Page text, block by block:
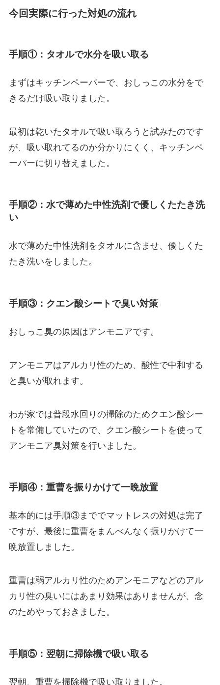
今回実際に行った対処の流れ
手順①：タオルで水分を吸い取る
まずはキッチンペーパーで、おしっこの水分をで
きるだけ吸い取りました。
最初は乾いたタオルで吸い取ろうと試みたのです
が、吸い取れてるのか分かりにくく、キッチンペ
ーパーに切り替えました。
手順②：水で薄めた中性洗剤で優しくたたき洗
い
水で薄めた中性洗剤をタオルに含ませ、優しくた
たき洗いをしました。
手順③：クエン酸シートで臭い対策
おしっこ臭の原因はアンモニアです。
アンモニアはアルカリ性のため、酸性で中和する
と臭いが取れます。
わが家では普段水回りの掃除のためクエン酸シー
トを常備していたので、クエン酸シートを使って
アンモニア臭対策を行いました。
手順④：重曹を振りかけて一晩放置
基本的には手順③まででマットレスの対処は完了
ですが、最後に重曹をまんべんなく振りかけて一
晩放置しました。
重曹は弱アルカリ性のためアンモニアなどのアル
カリ性の臭いにはあまり効果はありませんが、念
のためやっておきました。
手順⑤：翌朝に掃除機で吸い取る
翌朝、重曹を掃除機で吸い取りました。